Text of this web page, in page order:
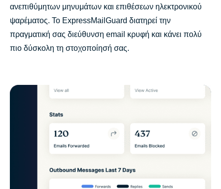
ανεπιθύμητων μηνυμάτων και επιθέσεων ηλεκτρονικού
ψαρέματος. Το ExpressMailGuard διατηρεί την
πραγματική σας διεύθυνση email κρυφή και κάνει πολύ
πιο δύσκολη τη στοχοποίησή σας.